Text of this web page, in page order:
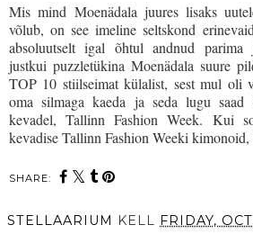
Mis mind Moenädala juures lisaks
võlub, on see imeline seltskond
absoluutselt igal õhtul andnud parima
justkui puzzletükina Moenädala suure
TOP 10 stiilseimat külalist, sest mul oli
oma silmaga kaeda ja seda lugu saad
kevadel, Tallinn Fashion Week. Kui
kevadise Tallinn Fashion Weeki
SHARE:
STELLAARIUM KELL FRIDAY,